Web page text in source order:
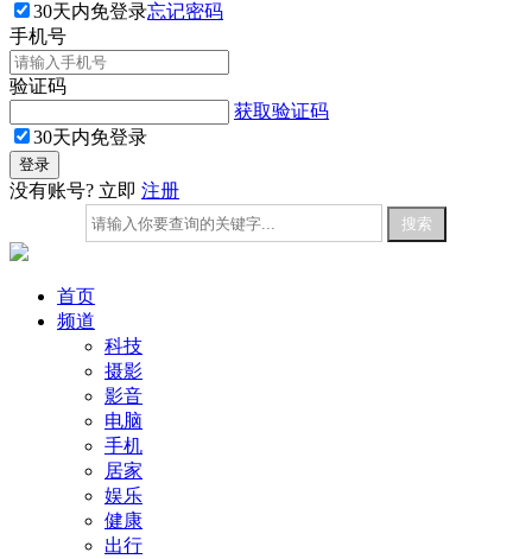
30天内免登录忘记密码
手机号
验证码
获取验证码
30天内免登录
没有账号? 立即 注册
首页
频道
科技
摄影
影音
电脑
手机
居家
娱乐
健康
出行